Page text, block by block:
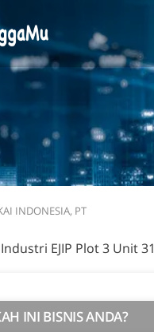
INDONESIA, PT
EJIP Plot 3 Unit
INI BISNIS ANDA?